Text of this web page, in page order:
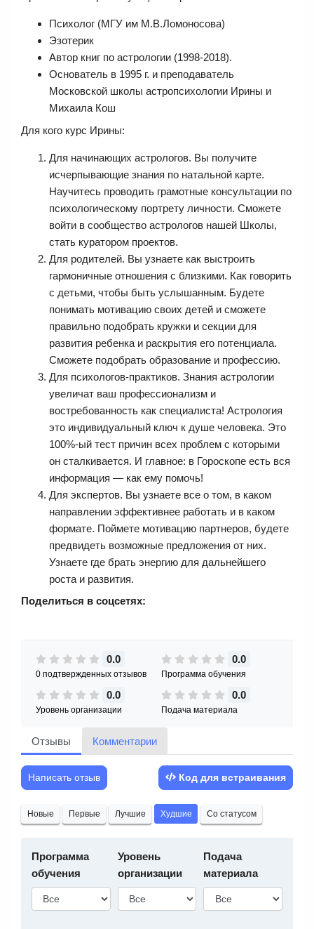
Психолог (МГУ им М.В.Ломоносова)
Эзотерик
Автор книг по астрологии (1998-2018).
Основатель в 1995 г. и преподаватель
Московской школы астропсихологии Ирины и
Михаила Кош
Для кого курс Ирины:
Для начинающих астрологов. Вы получите
исчерпывающие знания по натальной карте.
Научитесь проводить грамотные консультации по
психологическому портрету личности. Сможете
войти в сообщество астрологов нашей Школы,
стать куратором проектов.
Для родителей. Вы узнаете как выстроить
гармоничные отношения с близкими. Как говорить
с детьми, чтобы быть услышанным. Будете
понимать мотивацию своих детей и сможете
правильно подобрать кружки и секции для
развития ребенка и раскрытия его потенциала.
Сможете подобрать образование и профессию.
Для психологов-практиков. Знания астрологии
увеличат ваш профессионализм и
востребованность как специалиста! Астрология
это индивидуальный ключ к душе человека. Это
100%-ый тест причин всех проблем с которыми
он сталкивается. И главное: в Гороскопе есть вся
информация — как ему помочь!
Для экспертов. Вы узнаете все о том, в каком
направлении эффективнее работать и в каком
формате. Поймете мотивацию партнеров, будете
предвидеть возможные предложения от них.
Узнаете где брать энергию для дальнейшего
роста и развития.
Поделиться в соцсетях:
0.0
0 подтвержденных отзывов
0.0
Программа обучения
0.0
Уровень организации
0.0
Подача материала
Отзывы Комментарии
Написать отзыв Код для встраивания
Новые Первые Лучшие Худшие Со статусом
Программа
обучения
Уровень
организации
Подача
материала